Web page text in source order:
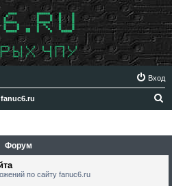
Вход
fanuc6.ru
Форум
по сайту fanuc6.ru